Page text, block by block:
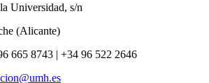
Universidad, s/n
(Alicante)
665 8743 | +34 96 522 2646